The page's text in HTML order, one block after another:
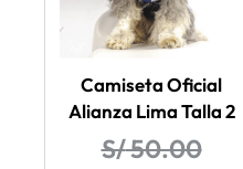
Camiseta Oficial
Alianza Lima Talla 2
S/50.00